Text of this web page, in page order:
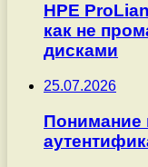
HPE
как не
дисками
25.07.2026
Понимание